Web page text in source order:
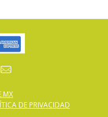
DE PRIVACIDAD